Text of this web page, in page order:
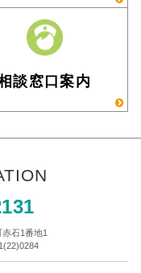
談窓口案内
石1番地1